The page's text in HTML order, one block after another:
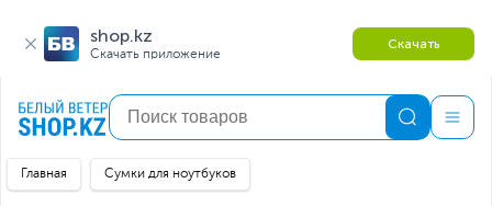
shop.kz
Скачать приложение
Скачать
Главная Сумки для ноутбуков